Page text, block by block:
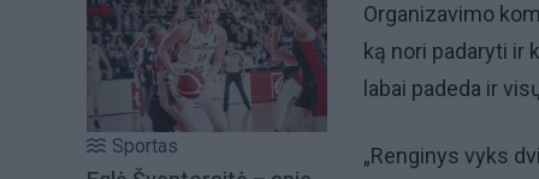
Sportas
Organizavimo
ką nori padaryti ir
labai padeda ir
„Renginys vyks